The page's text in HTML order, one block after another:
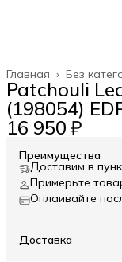
Без
Главная ›
Patchouli
(198054)
16 950 ₽
Преимущества
Доставим в
Примерьте
Оплаивайте
Доставка